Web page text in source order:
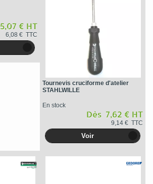
5,07 € HT
6,08 € TTC
Tournevis cruciforme d'atelier
STAHLWILLE
En stock
Dès 7,62 € HT
9,14 € TTC
Voir